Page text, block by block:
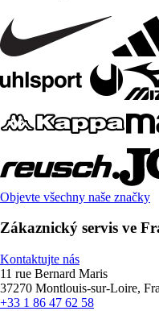
Objevte všechny naše značky
Zákaznický servis ve
Kontaktujte nás
11 rue Bernard Maris
37270 Montlouis-sur-Loire,
+33 1 86 47 62 58